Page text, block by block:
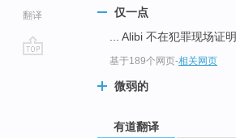
翻译
仅一点
... Alibi 不在犯罪现场证明
基于189个网页-相关网页
微弱的
有道翻译